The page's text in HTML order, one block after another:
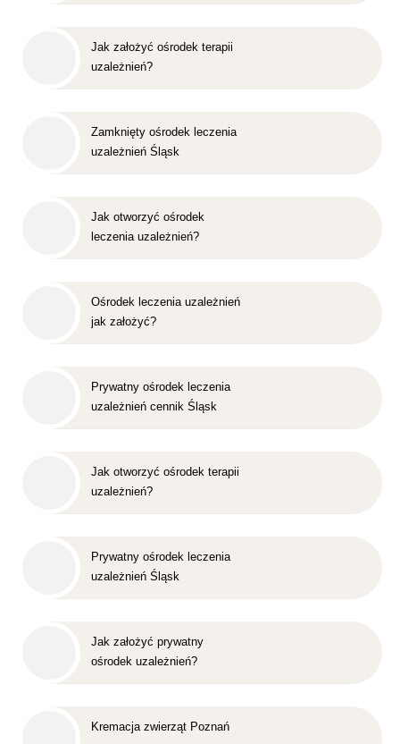
Jak założyć ośrodek terapii
uzależnień?
Zamknięty ośrodek leczenia
uzależnień Śląsk
Jak otworzyć ośrodek
leczenia uzależnień?
Ośrodek leczenia uzależnień
jak założyć?
Prywatny ośrodek leczenia
uzależnień cennik Śląsk
Jak otworzyć ośrodek terapii
uzależnień?
Prywatny ośrodek leczenia
uzależnień Śląsk
Jak założyć prywatny
ośrodek uzależnień?
Kremacja zwierząt Poznań